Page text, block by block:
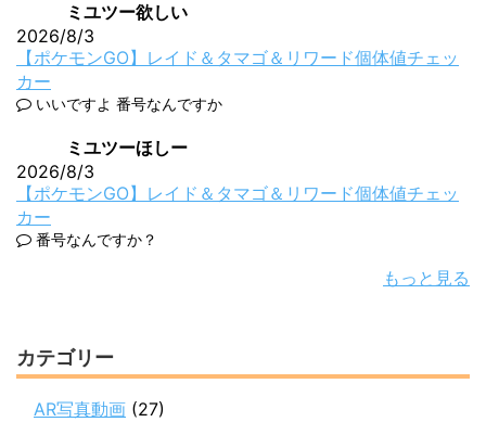
ミユツー欲しい
2026/8/3
【ポケモンGO】レイド＆タマゴ＆リワード個体値チェッ
カー
いいですよ 番号なんですか
ミユツーほしー
2026/8/3
【ポケモンGO】レイド＆タマゴ＆リワード個体値チェッ
カー
番号なんですか？
もっと見る
カテゴリー
AR写真動画 (27)